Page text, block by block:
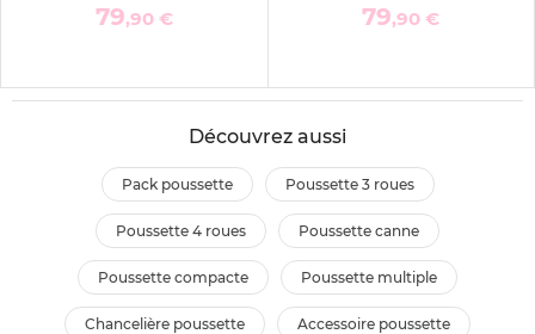
79,90 € 79,90 €
Découvrez aussi
pack poussette poussette 3 roues
poussette 4 roues poussette canne
poussette compacte poussette multiple
chancelière poussette accessoire poussette